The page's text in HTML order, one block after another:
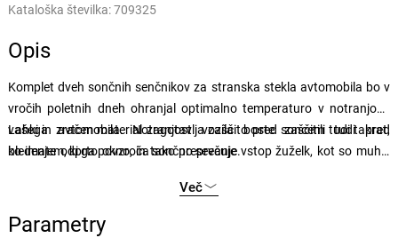
Kataloška številka:709325
Opis
Komplet dveh sončnih senčnikov za stranska stekla avtomobila bo v
vročih poletnih dneh ohranjal optimalno temperaturo v notranjosti
vašega avtomobila. Notranjost vozila boste zaščitili tudi pred
bledenjem, ki ga povzroča sončno sevanje.
Lahki in zračen material zagotavlja zaščito pred soncem tudi takrat,
ko imate odprto okno, in tako preprečuje vstop žuželk, kot so muhe,
Več
Parametry